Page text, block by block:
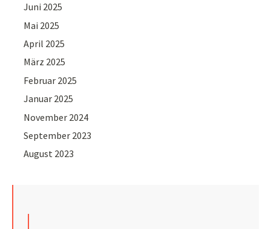
Juni 2025
Mai 2025
April 2025
März 2025
Februar 2025
Januar 2025
November 2024
September 2023
August 2023